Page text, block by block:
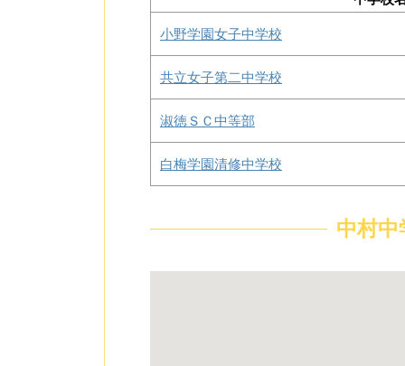
小野学園女子中学校
共立女子第二中学校
淑徳ＳＣ中等部
白梅学園清修中学校
中村